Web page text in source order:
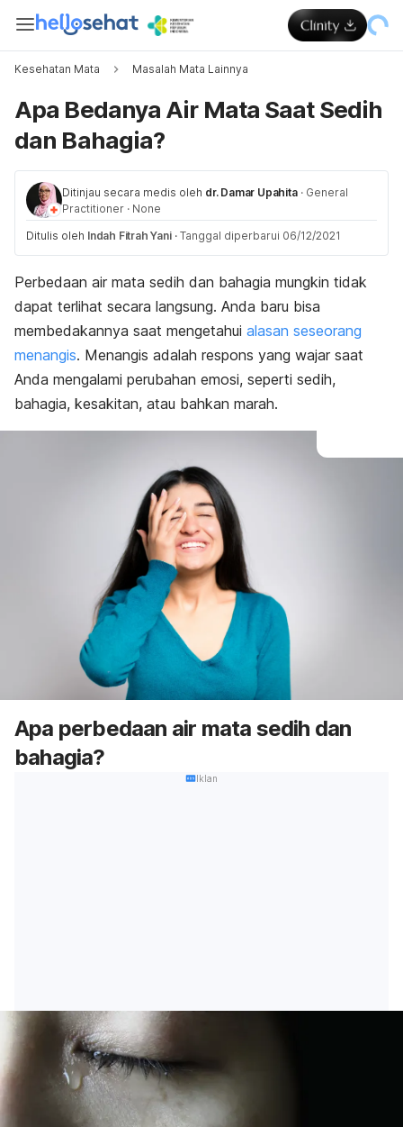
Kesehatan Mata Masalah Mata Lainnya
Apa Bedanya Air Mata Saat Sedih
dan Bahagia?
Ditinjau secara medis oleh dr. Damar Upahita · General
Practitioner · None
Ditulis oleh Indah Fitrah Yani · Tanggal diperbarui 06/12/2021
Perbedaan air mata sedih dan bahagia mungkin tidak
dapat terlihat secara langsung. Anda baru bisa
membedakannya saat mengetahui alasan seseorang
menangis. Menangis adalah respons yang wajar saat
Anda mengalami perubahan emosi, seperti sedih,
bahagia, kesakitan, atau bahkan marah.
Apa perbedaan air mata sedih dan
bahagia?
Iklan